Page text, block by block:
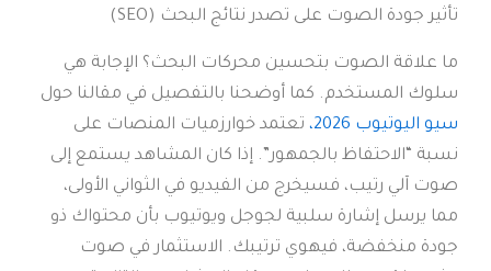
تأثير جودة الصوت على تصدر نتائج البحث (SEO)
ما علاقة الصوت بتحسين محركات البحث؟ الإجابة هي
سلوك المستخدم. كما أوضحنا بالتفصيل في مقالنا حول
سيو اليوتيوب 2026،
تعتمد خوارزميات المنصات على
نسبة “الاحتفاظ بالجمهور”. إذا كان المشاهد يستمع إلى
صوت آلي رتيب، فسيخرج من الفيديو في الثواني الأولى،
مما يرسل إشارة سلبية لجوجل ويوتيوب بأن محتواك ذو
جودة منخفضة، فيهوي ترتيبك. الاستثمار في صوت